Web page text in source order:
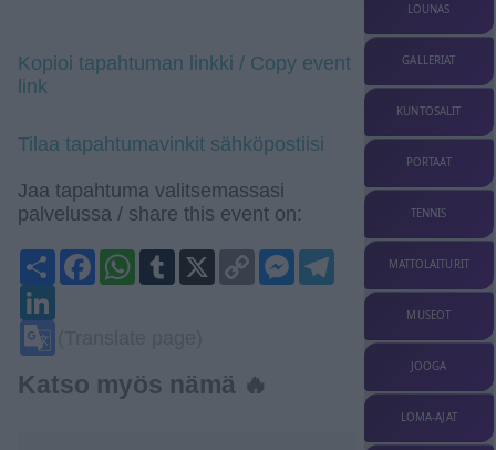
Kopioi tapahtuman linkki / Copy event
link
Tilaa tapahtumavinkit sähköpostiisi
Jaa tapahtuma valitsemassasi
palvelussa / share this event on:
ShareFacebook
WhatsApp
Tumblr
Copy
Link
Messenger
Telegram
Katso myös nämä 🔥
LOUNAS
GALLERIAT
KUNTOSALIT
PORTAAT
TENNIS
MATTOLAITURIT
MUSEOT
JOOGA
LOMA-AJAT